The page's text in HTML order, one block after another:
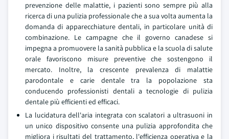
prevenzione delle malattie, i pazienti sono sempre più alla
ricerca di una pulizia professionale che a sua volta aumenta la
domanda di apparecchiature dentali, in particolare unità di
combinazione. Le campagne che il governo canadese si
impegna a promuovere la sanità pubblica e la scuola di salute
orale favoriscono misure preventive che sostengono il
mercato. Inoltre, la crescente prevalenza di malattie
parodontale e carie dentale tra la popolazione sta
conducendo professionisti dentali a tecnologie di pulizia
dentale più efficienti ed efficaci.
La lucidatura dell'aria integrata con scalatori a ultrasuoni in
un unico dispositivo consente una pulizia approfondita che
migliora i risultati del trattamento, l'efficienza operativa e la